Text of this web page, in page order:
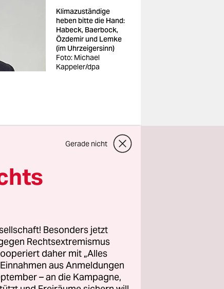
Klimazuständige
heben bitte die Hand:
Habeck, Baerbock,
Özdemir und Lemke
(im Uhrzeigersinn)
Foto: Michael
Kappeler/dpa
in die
am
Wem
94
Gerade nicht
Besonders jetzt
Rechtsextremismus
daher mit „Alles
aus Anmeldungen
– an die Kampagne,